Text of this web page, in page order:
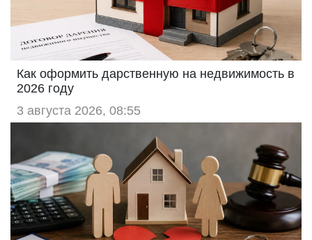
Как оформить дарственную на недвижимость в
2026 году
3 августа 2026, 08:55